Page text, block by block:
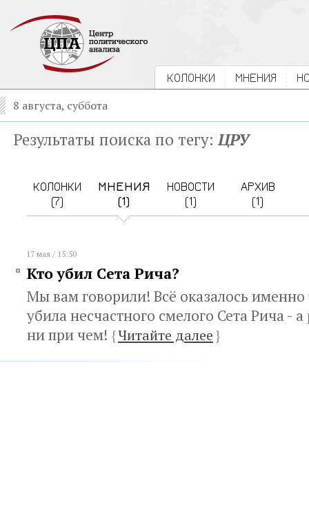
КОЛОНКИ МНЕНИЯ
8 августа, суббота
Результаты поиска по тегу:ЦРУ
КОЛОНКИ
(7)
МНЕНИЯ
(1)
НОВОСТИ
(1)
АРХИВ
(1)
17 мая / 15:50
Кто убил Сета Рича?
Мы вам говорили! Всё оказалось именно
убила несчастного смелого Сета Рича -
ни при чем! {Читайте далее}